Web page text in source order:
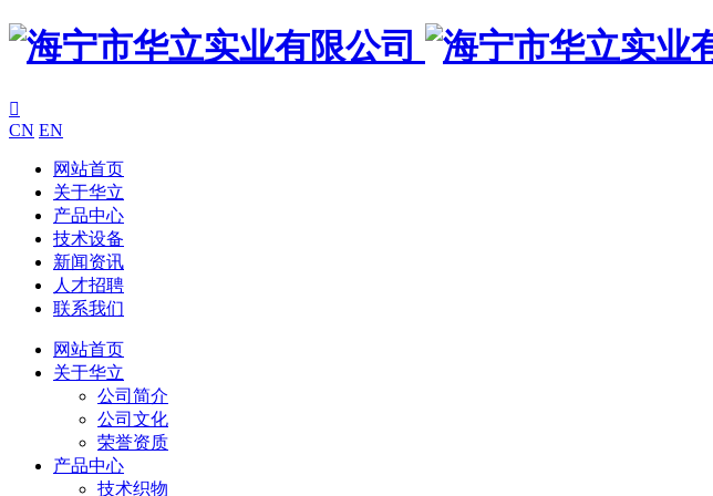

CN EN
网站首页
关于华立
产品中心
技术设备
新闻资讯
人才招聘
联系我们
网站首页
关于华立
公司简介
公司文化
荣誉资质
产品中心
技术织物